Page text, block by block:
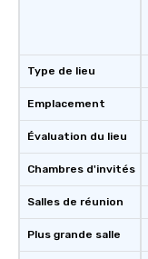
Type de lieu
Emplacement
Évaluation du lieu
Chambres d'invités
Salles de réunion
Plus grande salle